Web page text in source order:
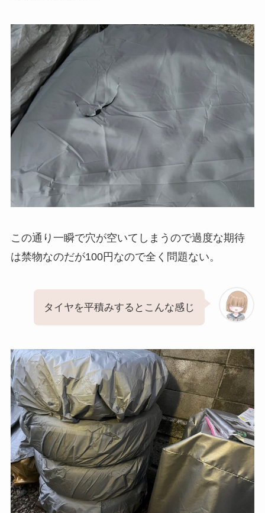
この通り一瞬で穴が空いてしまうので過度な期待
は禁物なのだが100円なので全く問題ない。
タイヤを平積みするとこんな感じ